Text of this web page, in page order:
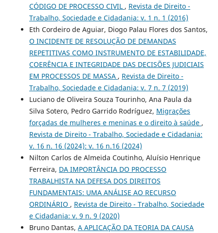
CÓDIGO DE PROCESSO CIVIL , Revista de Direito -
Trabalho, Sociedade e Cidadania: v. 1 n. 1 (2016)
Eth Cordeiro de Aguiar, Diogo Palau Flores dos Santos,
O INCIDENTE DE RESOLUÇÃO DE DEMANDAS
REPETITIVAS COMO INSTRUMENTO DE ESTABILIDADE,
COERÊNCIA E INTEGRIDADE DAS DECISÕES JUDICIAIS
EM PROCESSOS DE MASSA , Revista de Direito -
Trabalho, Sociedade e Cidadania: v. 7 n. 7 (2019)
Luciano de Oliveira Souza Tourinho, Ana Paula da
Silva Sotero, Pedro Garrido Rodríguez, Migrações
forçadas de mulheres e meninas e o direito à saúde ,
Revista de Direito - Trabalho, Sociedade e Cidadania:
v. 16 n. 16 (2024): v. 16 n.16 (2024)
Nilton Carlos de Almeida Coutinho, Aluísio Henrique
Ferreira, DA IMPORTÂNCIA DO PROCESSO
TRABALHISTA NA DEFESA DOS DIREITOS
FUNDAMENTAIS: UMA ANÁLISE AO RECURSO
ORDINÁRIO , Revista de Direito - Trabalho, Sociedade
e Cidadania: v. 9 n. 9 (2020)
Bruno Dantas, A APLICAÇÃO DA TEORIA DA CAUSA